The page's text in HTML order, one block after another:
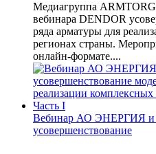
Медиагруппа
вебинара DENDOR
ряда арматуры для
регионах страны.
онлайн-формате....
Вебинар АО ЭНЕРГИЯ и
усовершенствование